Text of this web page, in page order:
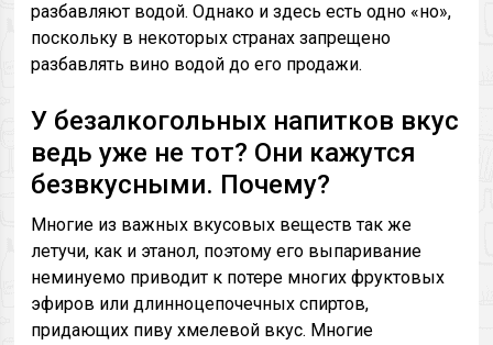
разбавляют водой. Однако и здесь есть одно «но»,
поскольку в некоторых странах запрещено
разбавлять вино водой до его продажи.
У безалкогольных напитков вкус
ведь уже не тот? Они кажутся
безвкусными. Почему?
Многие из важных вкусовых веществ так же
летучи, как и этанол, поэтому его выпаривание
неминуемо приводит к потере многих фруктовых
эфиров или длинноцепочечных спиртов,
придающих пиву хмелевой вкус. Многие